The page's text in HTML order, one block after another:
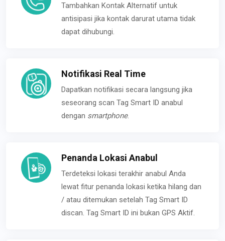
Tambahkan Kontak Alternatif untuk
antisipasi jika kontak darurat utama tidak
dapat dihubungi.
Notifikasi Real Time
Dapatkan notifikasi secara langsung jika
seseorang scan Tag Smart ID anabul
dengan smartphone.
Penanda Lokasi Anabul
Terdeteksi lokasi terakhir anabul Anda
lewat fitur penanda lokasi ketika hilang dan
/ atau ditemukan setelah Tag Smart ID
discan. Tag Smart ID ini bukan GPS Aktif.